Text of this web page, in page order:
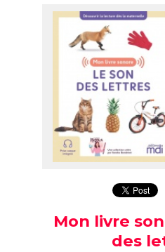
Mon livre
des